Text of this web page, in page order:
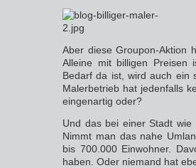
Aber diese Groupon-Aktion
Alleine mit billigen Preisen
Bedarf da ist, wird auch ein
Malerbetrieb hat jedenfalls
eingenartig oder?
Und das bei einer Stadt wie
Nimmt man das nahe
bis 700.000 Einwohner.
haben. Oder niemand hat